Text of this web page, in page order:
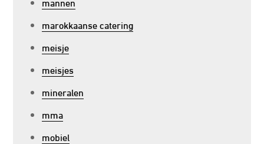
marokkaanse catering
meisje
meisjes
mineralen
mma
mobiel